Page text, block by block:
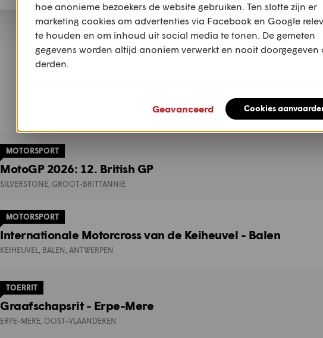
Kalender
MOTORSPORT
MotoGP 2026: 12. British GP
SILVERSTONE, GROOT-BRITTANNIË
MOTORSPORT
Internationale Motorcross van de Keiheuvel - Balen
KEIHEUVEL, BALEN, ANTWERPEN
TOERRIT
Graafschapsrit - Erpe-Mere
ERPE-MERE, OOST-VLAANDEREN
hoe anonieme bezoekers de website gebruiken. Ten slotte zijn er
marketing cookies om advertenties via Facebook en Google
te houden en om inhoud uit social media te tonen. De gemeten
gegevens worden altijd anoniem verwerkt en nooit doorgegeven
derden.
Geavanceerd Cookies